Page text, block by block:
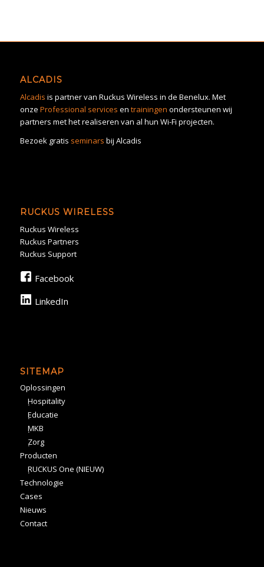
ALCADIS
Alcadis is partner van Ruckus Wireless in de Benelux. Met
onze Professional services en trainingen ondersteunen wij
partners met het realiseren van al hun Wi-Fi projecten.
Bezoek gratis seminars bij Alcadis
RUCKUS WIRELESS
Ruckus Wireless
Ruckus Partners
Ruckus Support
Facebook
LinkedIn
SITEMAP
Oplossingen
Hospitality
Educatie
MKB
Zorg
Producten
RUCKUS One (NIEUW)
Technologie
Cases
Nieuws
Contact